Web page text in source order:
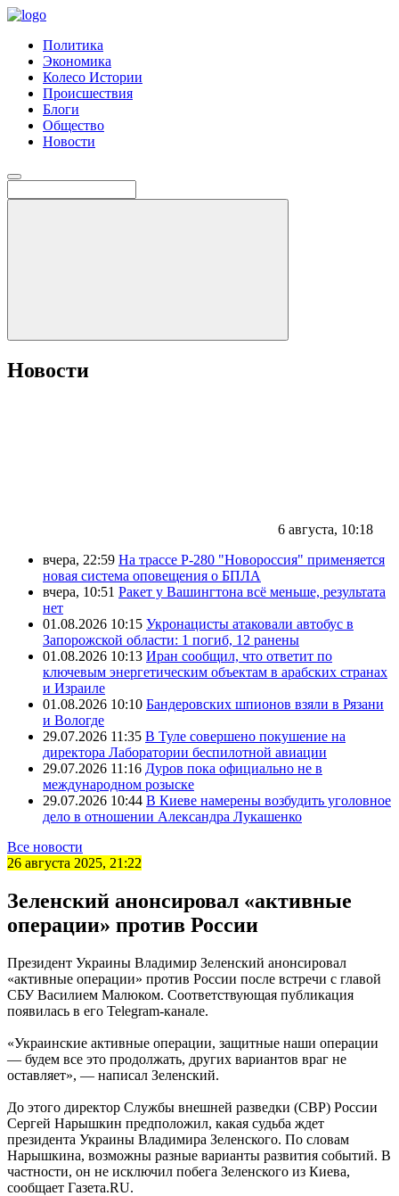
Политика
Экономика
Колесо Истории
Происшествия
Блоги
Общество
Новости
Новости
6 августа, 10:18
вчера, 22:59 На трассе Р-280 "Новороссия" применяется
новая система оповещения о БПЛА
вчера, 10:51 Ракет у Вашингтона всё меньше, результата
нет
01.08.2026 10:15 Укронацисты атаковали автобус в
Запорожской области: 1 погиб, 12 ранены
01.08.2026 10:13 Иран сообщил, что ответит по
ключевым энергетическим объектам в арабских странах
и Израиле
01.08.2026 10:10 Бандеровских шпионов взяли в Рязани
и Вологде
29.07.2026 11:35 В Туле совершено покушение на
директора Лаборатории беспилотной авиации
29.07.2026 11:16 Дуров пока официально не в
международном розыске
29.07.2026 10:44 В Киеве намерены возбудить уголовное
дело в отношении Александра Лукашенко
Все новости
26 августа 2025, 21:22
Зеленский анонсировал «активные
операции» против России
Президент Украины Владимир Зеленский анонсировал
«активные операции» против России после встречи с главой
СБУ Василием Малюком. Соответствующая публикация
появилась в его Telegram-канале.
«Украинские активные операции, защитные наши операции
— будем все это продолжать, других вариантов враг не
оставляет», — написал Зеленский.
До этого директор Службы внешней разведки (СВР) России
Сергей Нарышкин предположил, какая судьба ждет
президента Украины Владимира Зеленского. По словам
Нарышкина, возможны разные варианты развития событий. В
частности, он не исключил побега Зеленского из Киева,
сообщает Газета.RU.